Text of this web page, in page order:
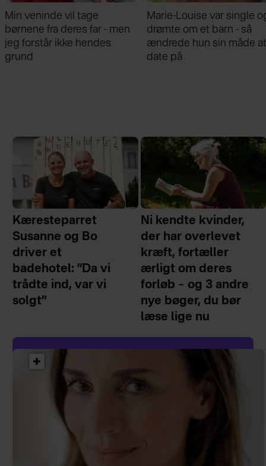
Marie-Louise var single og
drømte om et barn - så
ændrede hun sin måde at
date på
Mathilde Gøhler fortæller
om bruddet med Remee:
Var gået fra hinanden før
graviditeten
Kæresteparret
Susanne og Bo
driver et
badehotel: ”Da vi
trådte ind, var vi
solgt”
Ni kendte kvinder,
der har overlevet
kræft, fortæller
ærligt om deres
forløb – og 3 andre
nye bøger, du bør
læse lige nu